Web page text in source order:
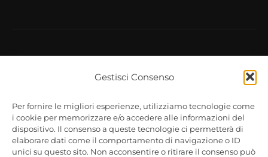
Gestisci Consenso
Per fornire le migliori esperienze, utilizziamo tecnologie come
i cookie per memorizzare e/o accedere alle informazioni del
dispositivo. Il consenso a queste tecnologie ci permetterà di
elaborare dati come il comportamento di navigazione o ID
unici su questo sito. Non acconsentire o ritirare il consenso può
Bin Caffè s.r.l unipersonale
Via Treviso, 72
31040 Trevignano (TV)
P.Iva 00584460265